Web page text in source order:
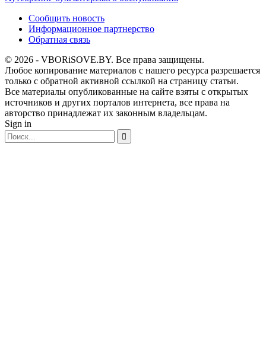
Сообщить новость
Информационное партнерство
Обратная связь
© 2026 - VBORiSOVE.BY. Все права защищены.
Любое копирование материалов с нашего ресурса разрешается
только с обратной активной ссылкой на страницу статьи.
Все материалы опубликованные на сайте взяты с открытых
источников и других порталов интернета, все права на
авторство принадлежат их законным владельцам.
Sign in